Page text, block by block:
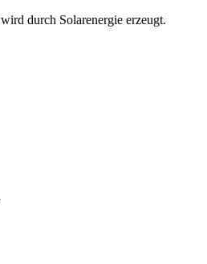
durch Solarenergie erzeugt.